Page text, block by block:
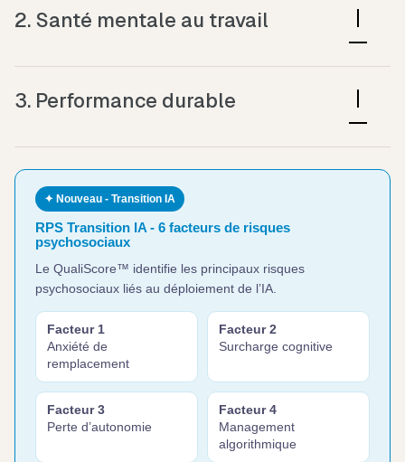
et de climat professionnel.
2. Santé mentale au travail
disponibles.
3. Performance durable
collaborateurs
✦ Nouveau - Transition IA
RPS Transition IA - 6 facteurs de risques
psychosociaux
Le QualiScore™ identifie les principaux risques
psychosociaux liés au déploiement de l’IA.
Facteur 1
Anxiété de
remplacement
Facteur 2
Surcharge cognitive
Facteur 3
Perte d’autonomie
Facteur 4
Management
algorithmique